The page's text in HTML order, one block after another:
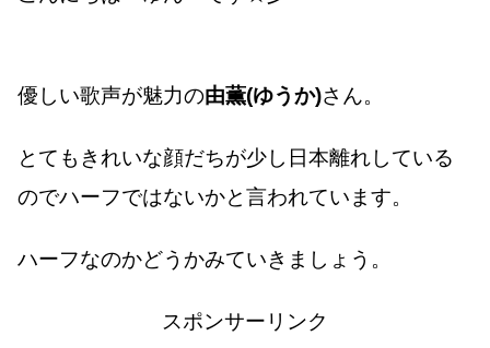
優しい歌声が魅力の由薫(ゆうか)さん。
とてもきれいな顔だちが少し日本離れしている
のでハーフではないかと言われています。
ハーフなのかどうかみていきましょう。
スポンサーリンク